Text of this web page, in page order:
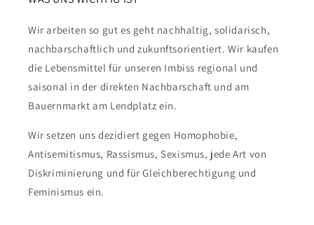
Wir arbeiten so gut es geht nachhaltig, solidarisch,
nachbarschaftlich und zukunftsorientiert. Wir kaufen
die Lebensmittel für unseren Imbiss regional und
saisonal in der direkten Nachbarschaft und am
Bauernmarkt am Lendplatz ein.
Wir setzen uns dezidiert gegen Homophobie,
Antisemitismus, Rassismus, Sexismus, jede Art von
Diskriminierung und für Gleichberechtigung und
Feminismus ein.